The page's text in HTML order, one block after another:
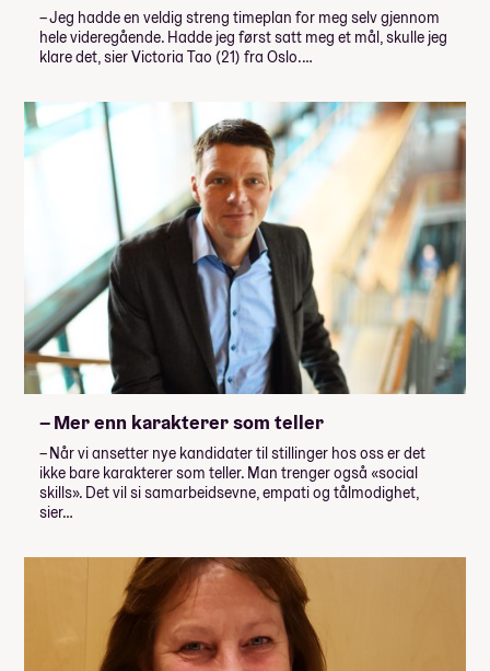
– Jeg hadde en veldig streng timeplan for meg selv gjennom
hele videregående. Hadde jeg først satt meg et mål, skulle jeg
klare det, sier Victoria Tao (21) fra Oslo.…
– Mer enn karakterer som teller
– Når vi ansetter nye kandidater til stillinger hos oss er det
ikke bare karakterer som teller. Man trenger også «social
skills». Det vil si samarbeidsevne, empati og tålmodighet,
sier…